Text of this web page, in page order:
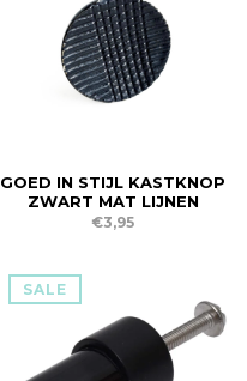
GOED IN STIJL KASTKNOP
ZWART MAT LIJNEN
€3,95
SALE